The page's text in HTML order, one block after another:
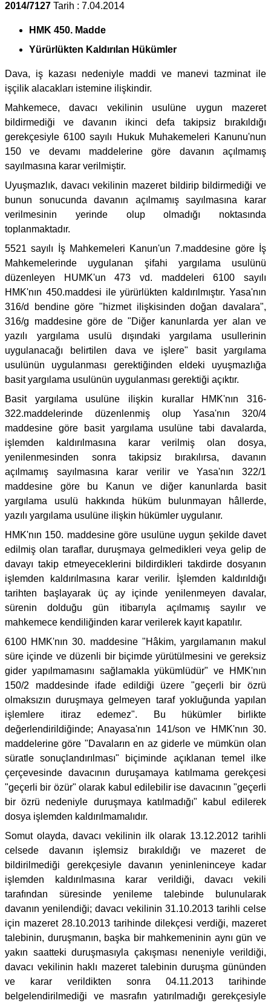
2014/7127 Tarih : 7.04.2014
HMK 450. Madde
Yürürlükten Kaldırılan Hükümler
Dava, iş kazası nedeniyle maddi ve manevi tazminat ile
işçilik alacakları istemine ilişkindir.
Mahkemece, davacı vekilinin usulüne uygun mazeret
bildirmediği ve davanın ikinci defa takipsiz bırakıldığı
gerekçesiyle 6100 sayılı Hukuk Muhakemeleri Kanunu'nun
150 ve devamı maddelerine göre davanın açılmamış
sayılmasına karar verilmiştir.
Uyuşmazlık, davacı vekilinin mazeret bildirip bildirmediği ve
bunun sonucunda davanın açılmamış sayılmasına karar
verilmesinin yerinde olup olmadığı noktasında
toplanmaktadır.
5521 sayılı İş Mahkemeleri Kanun'un 7.maddesine göre İş
Mahkemelerinde uygulanan şifahi yargılama usulünü
düzenleyen HUMK'un 473 vd. maddeleri 6100 sayılı
HMK'nın 450.maddesi ile yürürlükten kaldırılmıştır. Yasa'nın
316/d bendine göre "hizmet ilişkisinden doğan davalara",
316/g maddesine göre de "Diğer kanunlarda yer alan ve
yazılı yargılama usulü dışındaki yargılama usullerinin
uygulanacağı belirtilen dava ve işlere" basit yargılama
usulünün uygulanması gerektiğinden eldeki uyuşmazlığa
basit yargılama usulünün uygulanması gerektiği açıktır.
Basit yargılama usulüne ilişkin kurallar HMK'nın 316-
322.maddelerinde düzenlenmiş olup Yasa'nın 320/4
maddesine göre basit yargılama usulüne tabi davalarda,
işlemden kaldırılmasına karar verilmiş olan dosya,
yenilenmesinden sonra takipsiz bırakılırsa, davanın
açılmamış sayılmasına karar verilir ve Yasa'nın 322/1
maddesine göre bu Kanun ve diğer kanunlarda basit
yargılama usulü hakkında hüküm bulunmayan hâllerde,
yazılı yargılama usulüne ilişkin hükümler uygulanır.
HMK'nın 150. maddesine göre usulüne uygun şekilde davet
edilmiş olan taraflar, duruşmaya gelmedikleri veya gelip de
davayı takip etmeyeceklerini bildirdikleri takdirde dosyanın
işlemden kaldırılmasına karar verilir. İşlemden kaldırıldığı
tarihten başlayarak üç ay içinde yenilenmeyen davalar,
sürenin dolduğu gün itibarıyla açılmamış sayılır ve
mahkemece kendiliğinden karar verilerek kayıt kapatılır.
6100 HMK'nın 30. maddesine "Hâkim, yargılamanın makul
süre içinde ve düzenli bir biçimde yürütülmesini ve gereksiz
gider yapılmamasını sağlamakla yükümlüdür" ve HMK'nın
150/2 maddesinde ifade edildiği üzere "geçerli bir özrü
olmaksızın duruşmaya gelmeyen taraf yokluğunda yapılan
işlemlere itiraz edemez". Bu hükümler birlikte
değerlendirildiğinde; Anayasa'nın 141/son ve HMK'nın 30.
maddelerine göre "Davaların en az giderle ve mümkün olan
süratle sonuçlandırılması" biçiminde açıklanan temel ilke
çerçevesinde davacının duruşamaya katılmama gerekçesi
"geçerli bir özür" olarak kabul edilebilir ise davacının "geçerli
bir özrü nedeniyle duruşmaya katılmadığı" kabul edilerek
dosya işlemden kaldırılmamalıdır.
Somut olayda, davacı vekilinin ilk olarak 13.12.2012 tarihli
celsede davanın işlemsiz bırakıldığı ve mazeret de
bildirilmediği gerekçesiyle davanın yeninleninceye kadar
işlemden kaldırılmasına karar verildiği, davacı vekili
tarafından süresinde yenileme talebinde bulunularak
davanın yenilendiği; davacı vekilinin 31.10.2013 tarihli celse
için mazeret 28.10.2013 tarihinde dilekçesi verdiği, mazeret
talebinin, duruşmanın, başka bir mahkemeninin aynı gün ve
yakın saatteki duruşmasıyla çakışması neneniyle verildiği,
davacı vekilinin haklı mazeret talebinin duruşma gününden
ve karar verildikten sonra 04.11.2013 tarihinde
belgelendirilmediği ve masrafın yatırılmadığı gerekçesiyle